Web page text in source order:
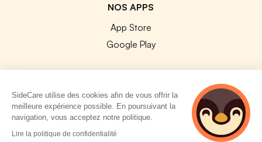
NOS APPS
App Store
Google Play
© 2026 SideCare. Tous droits réservés.
SideCare utilise des cookies afin de vous offrir la
meilleure expérience possible. En poursuivant la
navigation, vous acceptez notre politique.
Lire la politique de confidentialité
4 personnes